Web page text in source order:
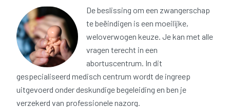
De beslissing om een zwangerschap
te beëindigen is een moeilijke,
weloverwogen keuze. Je kan met alle
vragen terecht in een
abortuscentrum. In dit
gespecialiseerd medisch centrum wordt de ingreep
uitgevoerd onder deskundige begeleiding en ben je
verzekerd van professionele nazorg.